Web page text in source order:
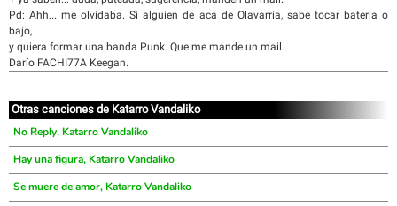
Pd: Ahh... me olvidaba. Si alguien de acá de Olavarría, sabe tocar batería o
bajo,
y quiera formar una banda Punk. Que me mande un mail.
Darío FACHI77A Keegan.
Otras canciones de Katarro Vandaliko
No Reply, Katarro Vandaliko
Hay una figura, Katarro Vandaliko
Se muere de amor, Katarro Vandaliko